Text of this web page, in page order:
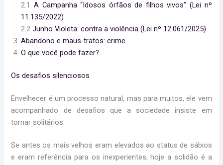
2.1A Campanha “Idosos órfãos de filhos vivos” (Lei nº
11.135/2022)
2.2Junho Violeta: contra a violência (Lei nº 12.061/2025)
Abandono e maus-tratos: crime
O que você pode fazer?
Os desafios silenciosos
Envelhecer é um processo natural, mas para muitos, ele vem
acompanhado de desafios que a sociedade insiste em
tornar solitários.
Se antes os mais velhos eram elevados ao status de sábios
e eram referência para os inexperientes, hoje a solidão é a